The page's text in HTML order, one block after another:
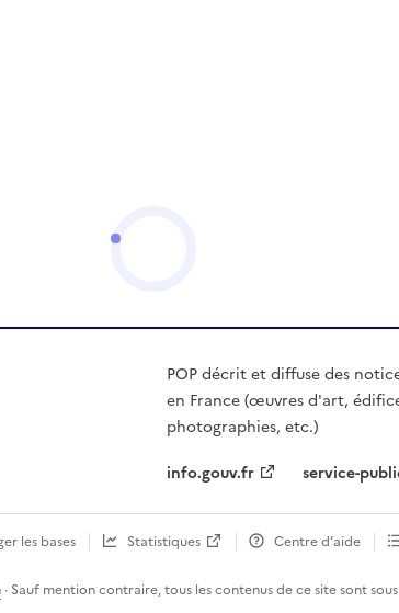
POP décrit et diffuse des
en France (œuvres d'art,
photographies, etc.)
info.gouv.fr
service-
les bases Statistiques Centre d’aide
· Sauf mention contraire, tous les contenus de ce site sont sous